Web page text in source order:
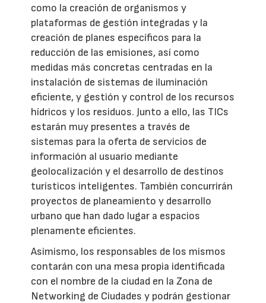
como la creación de organismos y
plataformas de gestión integradas y la
creación de planes específicos para la
reducción de las emisiones, así como
medidas más concretas centradas en la
instalación de sistemas de iluminación
eficiente, y gestión y control de los recursos
hídricos y los residuos. Junto a ello, las TICs
estarán muy presentes a través de
sistemas para la oferta de servicios de
información al usuario mediante
geolocalización y el desarrollo de destinos
turísticos inteligentes. También concurrirán
proyectos de planeamiento y desarrollo
urbano que han dado lugar a espacios
plenamente eficientes.
Asimismo, los responsables de los mismos
contarán con una mesa propia identificada
con el nombre de la ciudad en la Zona de
Networking de Ciudades y podrán gestionar